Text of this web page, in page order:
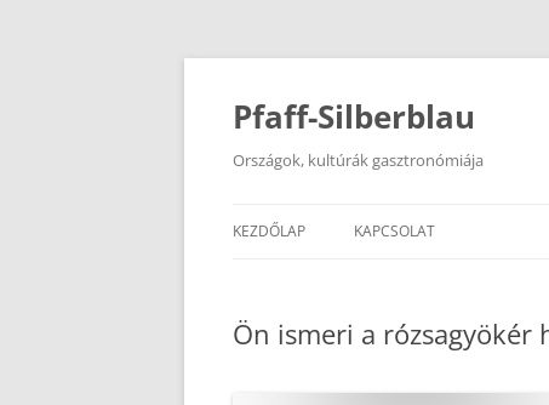
Kilépés
tartalomba
Pfaff-Silberblau
Országok, kultúrák gasztronómiája
KEZDŐLAP KAPCSOLAT
Ön ismeri a rózsagyökér